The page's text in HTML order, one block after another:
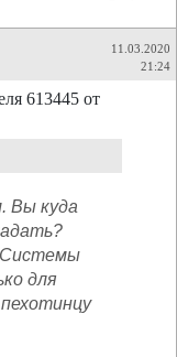
11.03.2020
21:24
613445 от
Вы куда
Системы
для